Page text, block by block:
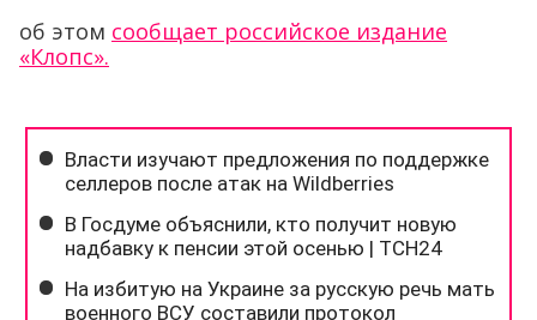
об этом сообщает российское издание
«Клопс».